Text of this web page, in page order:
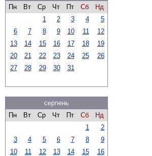
Пн
Вт Ср Чт Пт Сб
Нд
1
2 3 4
5
6
7 8 9 10 11
12
13
14 15 16 17 18
19
20
21 22 23 24 25
26
27
28 29 30 31
серпень
Пн
Вт Ср Чт Пт Сб
Нд
1
2
3
4 5 6 7 8
9
10
11 12 13 14 15
16